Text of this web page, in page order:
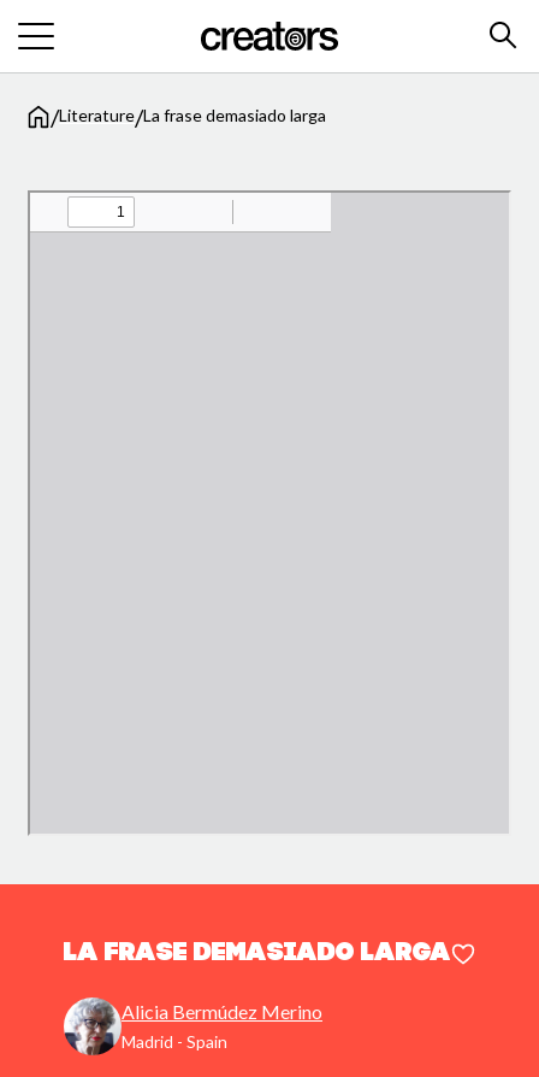
/Literature/La frase demasiado larga
La frase demasiado larga
Alicia Bermúdez Merino
Madrid - Spain